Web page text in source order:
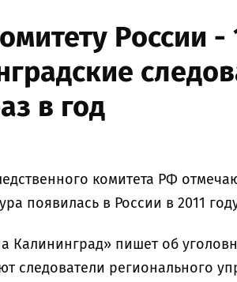
России -
в год
комитета РФ
появилась в России в 2011
Калининград» пишет об
следователи регионального